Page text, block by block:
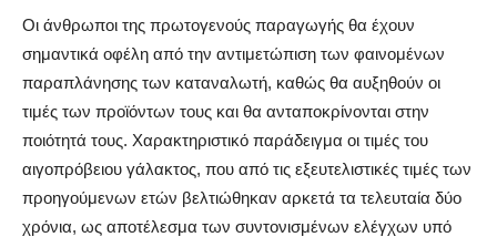
Οι άνθρωποι της πρωτογενούς παραγωγής θα έχουν
σημαντικά οφέλη από την αντιμετώπιση των φαινομένων
παραπλάνησης των καταναλωτή, καθώς θα αυξηθούν οι
τιμές των προϊόντων τους και θα ανταποκρίνονται στην
ποιότητά τους. Χαρακτηριστικό παράδειγμα οι τιμές του
αιγοπρόβειου γάλακτος, που από τις εξευτελιστικές τιμές των
προηγούμενων ετών βελτιώθηκαν αρκετά τα τελευταία δύο
χρόνια, ως αποτέλεσμα των συντονισμένων ελέγχων υπό